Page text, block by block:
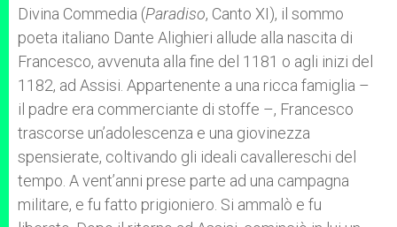
Divina Commedia (Paradiso, Canto XI), il sommo
poeta italiano Dante Alighieri allude alla nascita di
Francesco, avvenuta alla fine del 1181 o agli inizi del
1182, ad Assisi. Appartenente a una ricca famiglia –
il padre era commerciante di stoffe –, Francesco
trascorse un’adolescenza e una giovinezza
spensierate, coltivando gli ideali cavallereschi del
tempo. A vent’anni prese parte ad una campagna
militare, e fu fatto prigioniero. Si ammalò e fu